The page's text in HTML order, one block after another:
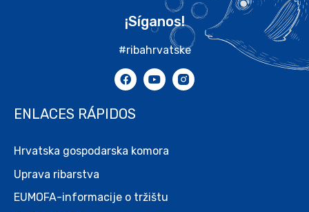
¡Síganos!
#ribahrvatske
ENLACES RÁPIDOS
Hrvatska gospodarska komora
Uprava ribarstva
EUMOFA-informacije o tržištu